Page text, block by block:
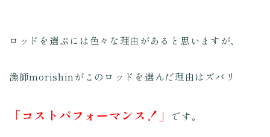
ロッドを選ぶには色々な理由があると思いますが、
漁師morishinがこのロッドを選んだ理由はズバリ
「コストパフォーマンス！」 です。